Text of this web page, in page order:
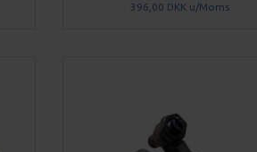
396,00 DKK u/Moms